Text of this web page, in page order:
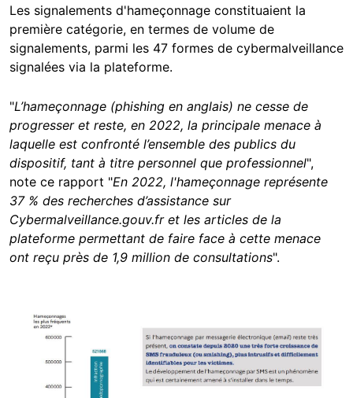
Les signalements d'hameçonnage constituaient la
première catégorie, en termes de volume de
signalements, parmi les 47 formes de cybermalveillance
signalées via la plateforme.
"L’hameçonnage (phishing en anglais) ne cesse de
progresser et reste, en 2022, la principale menace à
laquelle est confronté l’ensemble des publics du
dispositif, tant à titre personnel que professionnel",
note ce rapport "En 2022, l'hameçonnage représente
37 % des recherches d’assistance sur
Cybermalveillance.gouv.fr et les articles de la
plateforme permettant de faire face à cette menace
ont reçu près de 1,9 million de consultations".
Image